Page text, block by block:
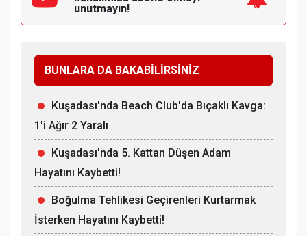
unutmayın!
BUNLARA DA BAKABİLİRSİNİZ
Kuşadası'nda Beach Club'da Bıçaklı Kavga:
1'i Ağır 2 Yaralı
Kuşadası'nda 5. Kattan Düşen Adam
Hayatını Kaybetti!
Boğulma Tehlikesi Geçirenleri Kurtarmak
İsterken Hayatını Kaybetti!